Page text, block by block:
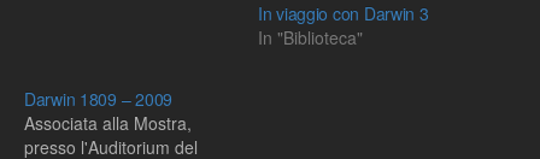
In viaggio con Darwin 3
In "Biblioteca"
Darwin 1809 – 2009
Associata alla Mostra,
presso l'Auditorium del